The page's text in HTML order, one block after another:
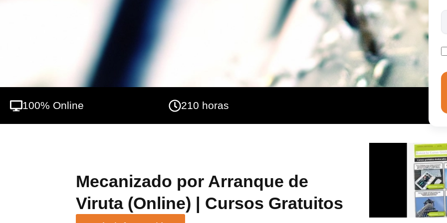
100% Online 210 horas
Mecanizado por Arranque de
Viruta (Online) | Cursos Gratuitos